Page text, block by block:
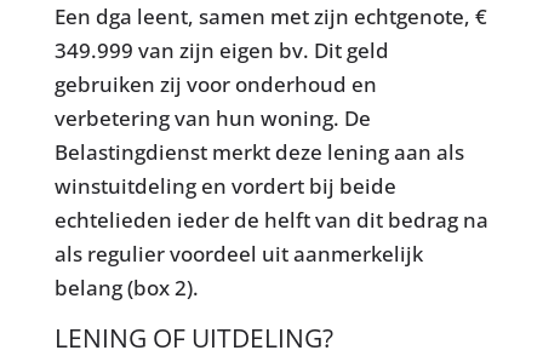
Een dga leent, samen met zijn echtgenote, €
349.999 van zijn eigen bv. Dit geld
gebruiken zij voor onderhoud en
verbetering van hun woning. De
Belastingdienst merkt deze lening aan als
winstuitdeling en vordert bij beide
echtelieden ieder de helft van dit bedrag na
als regulier voordeel uit aanmerkelijk
belang (box 2).
LENING OF UITDELING?